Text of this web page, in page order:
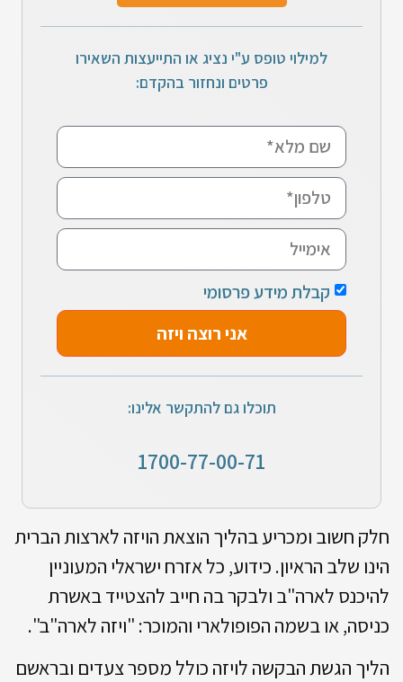
למילוי טופס ע"י נציג או התייעצות השאירו
פרטים ונחזור בהקדם:
קבלת מידע פרסומי
אני רוצה ויזה
תוכלו גם להתקשר אלינו:
1700-77-00-71
חלק חשוב ומכריע בהליך הוצאת הויזה לארצות הברית
הינו שלב הראיון. כידוע, כל אזרח ישראלי המעוניין
להיכנס לארה"ב ולבקר בה חייב להצטייד באשרת
כניסה, או בשמה הפופולארי והמוכר: "ויזה לארה"ב".
הליך הגשת הבקשה לויזה כולל מספר צעדים ובראשם